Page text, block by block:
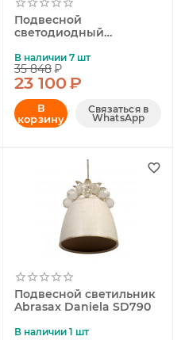
Подвесной
светодиодный
Brigitte SD736
В наличии 7 шт
35 848₽
23 100₽
В
корзину
Связаться в
WhatsApp
Подвесной светильник
Abrasax Daniela SD790
В наличии 1 шт